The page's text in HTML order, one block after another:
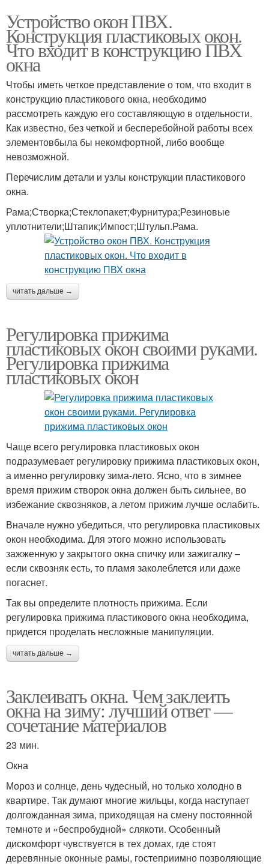
Устройство окон ПВХ.
Конструкция пластиковых окон.
Что входит в конструкцию ПВХ
окна
Чтобы иметь четкое представление о том, что входит в
конструкцию пластикового окна, необходимо
рассмотреть каждую его составляющую в отдельности.
Как известно, без четкой и бесперебойной работы всех
элементовбыла бы некомфортной, либо вообще
невозможной.
Перечислим детали и узлы конструкции пластикового
окна.
Рама;Створка;Стеклопакет;Фурнитура;Резиновые
уплотнители;Штапик;Импост;Штульп.Рама.
читать дальше →
Регулировка прижима
пластиковых окон своими руками.
Регулировка прижима
пластиковых окон
Чаще всего регулировка пластиковых окон
подразумевает регулировку прижима пластиковых окон,
а именно регулировку зима-лето. Ясно, что в зимнее
время прижим створок окна должен быть сильнее, во
избежание сквозняков, а летом прижим лучше ослабить.
Вначале нужно убедиться, что регулировка пластиковых
окон необходима. Для этого можно использовать
зажженную у закрытого окна спичку или зажигалку –
если сквозняк есть, то пламя заколеблется или даже
погаснет.
Так вы определите плотность прижима. Если
регулировка прижима пластикового окна необходима,
придется проделать несложные манипуляции.
читать дальше →
Заклеивать окна. Чем заклеить
окна на зиму: лучший ответ —
сочетание материалов
23 мин.
Окна
Мороз и солнце, день чудесный, но только холодно в
квартире. Так думают многие жильцы, когда наступает
долгожданная зима, приходящая на смену постоянной
темноте и «беспробудной» слякоти. Особенный
дискомфорт чувствуется в тех домах, где стоят
деревянные оконные рамы, гостеприимно позволяющие